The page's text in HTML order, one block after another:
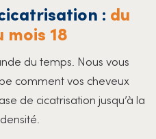
: du
mois 18
du temps. Nous vous
comment vos cheveux
de cicatrisation jusqu’à la